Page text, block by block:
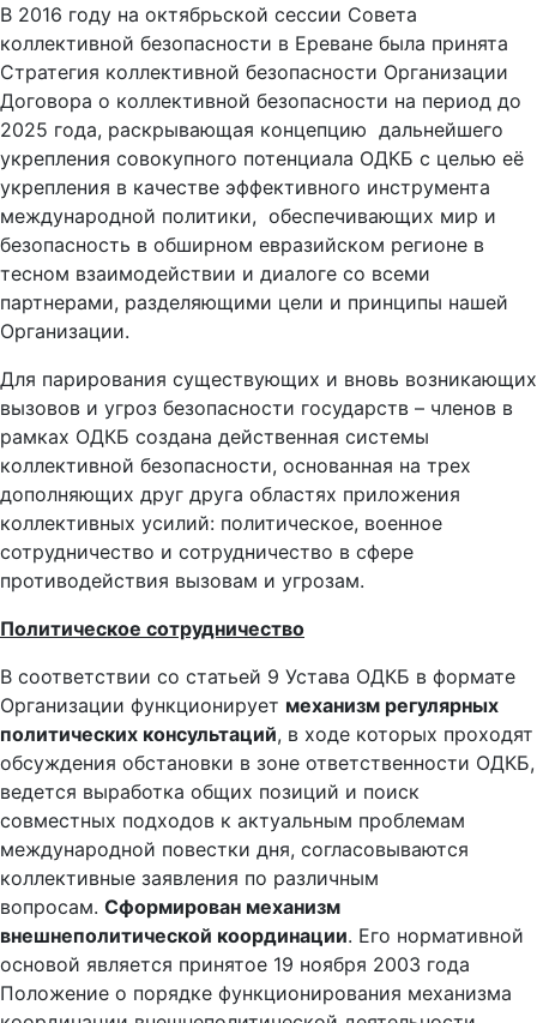
В 2016 году на октябрьской сессии Совета
коллективной безопасности в Ереване была принята
Стратегия коллективной безопасности Организации
Договора о коллективной безопасности на период до
2025 года, раскрывающая концепцию дальнейшего
укрепления совокупного потенциала ОДКБ с целью её
укрепления в качестве эффективного инструмента
международной политики, обеспечивающих мир и
безопасность в обширном евразийском регионе в
тесном взаимодействии и диалоге со всеми
партнерами, разделяющими цели и принципы нашей
Организации.
Для парирования существующих и вновь возникающих
вызовов и угроз безопасности государств – членов в
рамках ОДКБ создана действенная системы
коллективной безопасности, основанная на трех
дополняющих друг друга областях приложения
коллективных усилий: политическое, военное
сотрудничество и сотрудничество в сфере
противодействия вызовам и угрозам.
Политическое сотрудничество
В соответствии со статьей 9 Устава ОДКБ в формате
Организации функционирует механизм регулярных
политических консультаций, в ходе которых проходят
обсуждения обстановки в зоне ответственности ОДКБ,
ведется выработка общих позиций и поиск
совместных подходов к актуальным проблемам
международной повестки дня, согласовываются
коллективные заявления по различным
вопросам. Сформирован механизм
внешнеполитической координации. Его нормативной
основой является принятое 19 ноября 2003 года
Положение о порядке функционирования механизма